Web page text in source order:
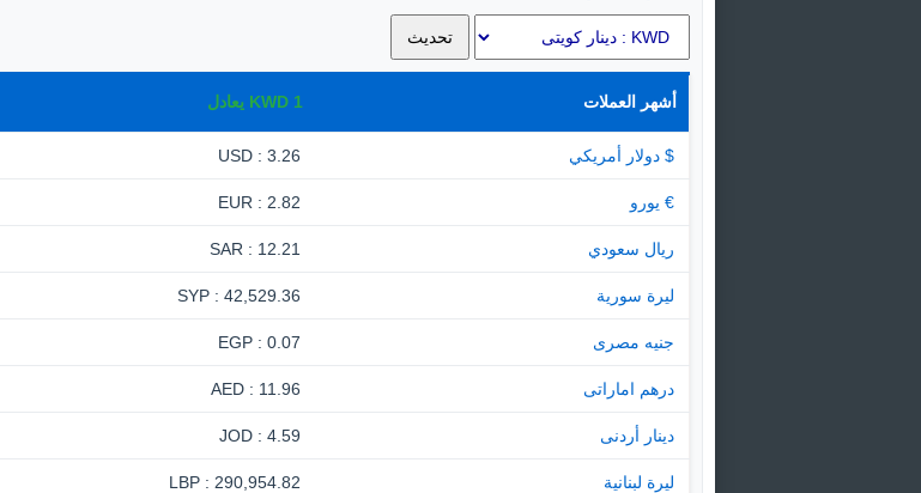
أشهر العملات 1
KWD يعادل
$ دولار أمريكي 3.26 : USD
€ يورو 2.82 : EUR
ريال سعودي 12.21 : SAR
ليرة سورية 42,529.36 : SYP
جنيه مصرى 0.07 : EGP
درهم اماراتى 11.96 : AED
دينار أردنى 4.59 : JOD
ليرة لبنانية 290,954.82 : LBP